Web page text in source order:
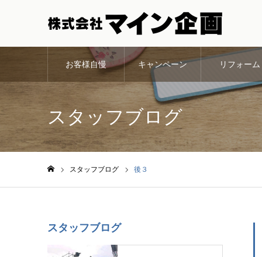
お客様自慢 キャンペーン リフォーム
スタッフブログ
スタッフブログ 後３
スタッフブログ